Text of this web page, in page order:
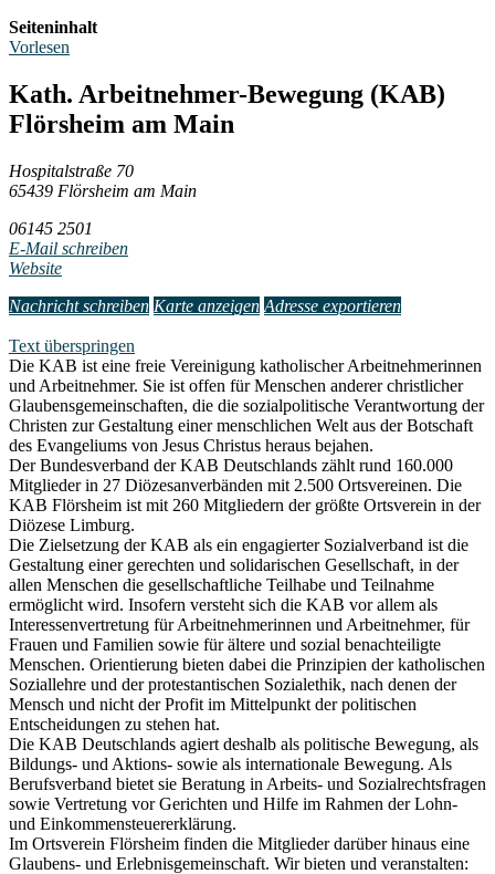
Seiteninhalt
Vorlesen
Kath. Arbeitnehmer-Bewegung (KAB)
Flörsheim am Main
Hospitalstraße 70
65439 Flörsheim am Main
06145 2501
E-Mail schreiben
Website
Nachricht schreiben Karte anzeigen Adresse exportieren
Text überspringen
Die KAB ist eine freie Vereinigung katholischer Arbeitnehmerinnen
und Arbeitnehmer. Sie ist offen für Menschen anderer christlicher
Glaubensgemeinschaften, die die sozialpolitische Verantwortung der
Christen zur Gestaltung einer menschlichen Welt aus der Botschaft
des Evangeliums von Jesus Christus heraus bejahen.
Der Bundesverband der KAB Deutschlands zählt rund 160.000
Mitglieder in 27 Diözesanverbänden mit 2.500 Ortsvereinen. Die
KAB Flörsheim ist mit 260 Mitgliedern der größte Ortsverein in der
Diözese Limburg.
Die Zielsetzung der KAB als ein engagierter Sozialverband ist die
Gestaltung einer gerechten und solidarischen Gesellschaft, in der
allen Menschen die gesellschaftliche Teilhabe und Teilnahme
ermöglicht wird. Insofern versteht sich die KAB vor allem als
Interessenvertretung für Arbeitnehmerinnen und Arbeitnehmer, für
Frauen und Familien sowie für ältere und sozial benachteiligte
Menschen. Orientierung bieten dabei die Prinzipien der katholischen
Soziallehre und der protestantischen Sozialethik, nach denen der
Mensch und nicht der Profit im Mittelpunkt der politischen
Entscheidungen zu stehen hat.
Die KAB Deutschlands agiert deshalb als politische Bewegung, als
Bildungs- und Aktions- sowie als internationale Bewegung. Als
Berufsverband bietet sie Beratung in Arbeits- und Sozialrechtsfragen
sowie Vertretung vor Gerichten und Hilfe im Rahmen der Lohn-
und Einkommensteuererklärung.
Im Ortsverein Flörsheim finden die Mitglieder darüber hinaus eine
Glaubens- und Erlebnisgemeinschaft. Wir bieten und veranstalten: